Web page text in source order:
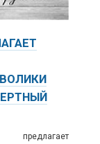
предлагает